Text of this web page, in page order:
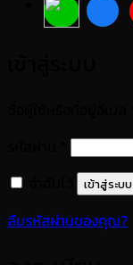
ต้องการ
เข้าสู่ระบบ
ลืมรหัสผ่านของคุณ?